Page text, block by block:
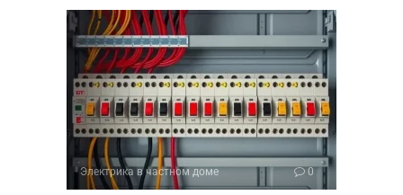
Электрика в частном доме 0